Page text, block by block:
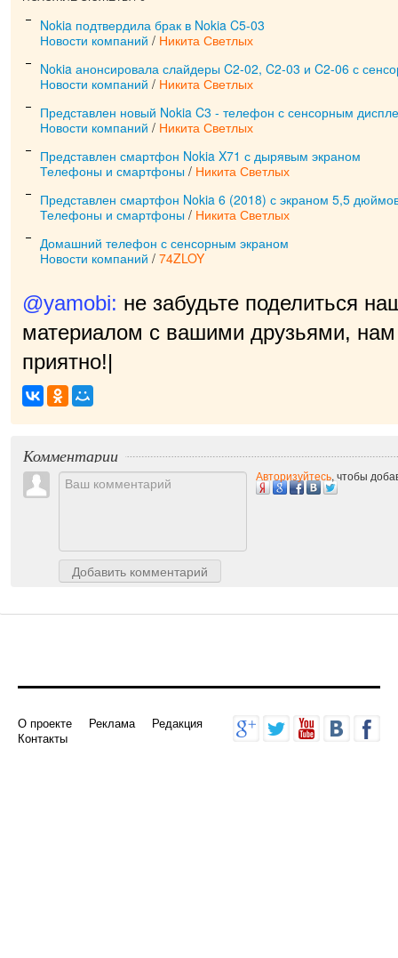
Nokia подтвердила брак в Nokia C5-03
Новости компаний / Никита Светлых
Nokia анонсировала слайдеры C2-02, C2-03 и C2-06 с
Новости компаний / Никита Светлых
Представлен новый Nokia C3 - телефон с сенсорным
Новости компаний / Никита Светлых
Представлен смартфон Nokia X71 с дырявым экраном
Телефоны и смартфоны / Никита Светлых
Представлен смартфон Nokia 6 (2018) с экраном 5,5
Телефоны и смартфоны / Никита Светлых
Домашний телефон с сенсорным экраном
Новости компаний / 74ZLOY
@yamobi: не забудьте поделиться
материалом с вашими друзьями, нам
приятно!|
Комментарии
Добавить комментарий
Авторизуйтесь, чтобы
О проекте Реклама
Редакция
Контакты